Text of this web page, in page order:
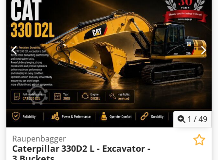
1 /49
Raupenbagger
Caterpillar330D2 L - Excavator -